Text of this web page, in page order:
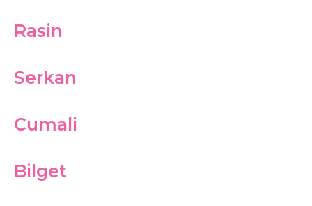
Rasin
Serkan
Cumali
Bilget